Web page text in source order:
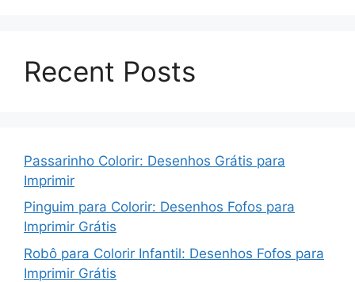
Recent Posts
Passarinho Colorir: Desenhos Grátis para
Imprimir
Pinguim para Colorir: Desenhos Fofos para
Imprimir Grátis
Robô para Colorir Infantil: Desenhos Fofos para
Imprimir Grátis